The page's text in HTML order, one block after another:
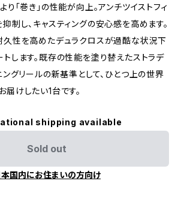
り「巻き」の性能が向上。アンチツイストフィ
制し、キャスティングの安心感を高めます。
久性を高めたデュラクロスが過酷な状況下
トします。既存の性能を塗り替えたストラデ
ングリールの新基準として、ひとつ上の世界
届けしたい1台です。
shipping available
Sold out
本国内にお住まいの方向け